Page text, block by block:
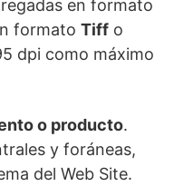
en formato
formato Tiff o
dpi como máximo
o producto.
y foráneas,
del Web Site.